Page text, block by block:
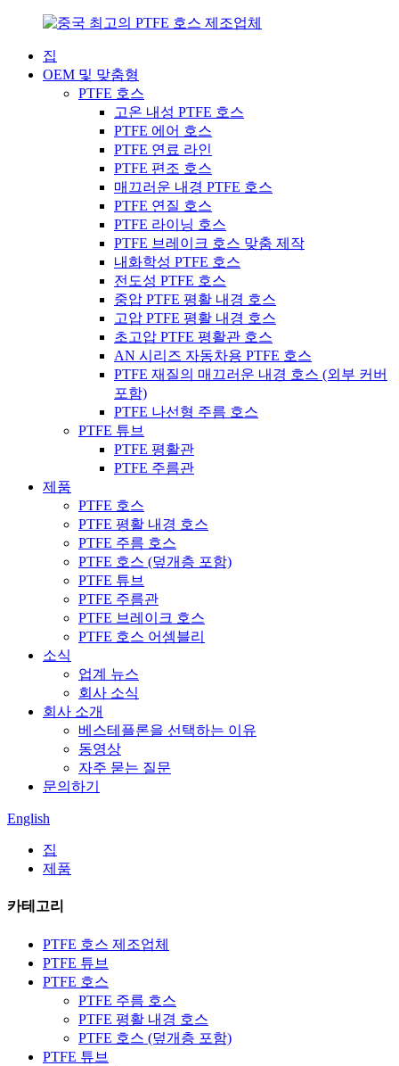
집
OEM 및 맞춤형
PTFE 호스
고온 내성 PTFE 호스
PTFE 에어 호스
PTFE 연료 라인
PTFE 편조 호스
매끄러운 내경 PTFE 호스
PTFE 연질 호스
PTFE 라이닝 호스
PTFE 브레이크 호스 맞춤 제작
내화학성 PTFE 호스
전도성 PTFE 호스
중압 PTFE 평활 내경 호스
고압 PTFE 평활 내경 호스
초고압 PTFE 평활관 호스
AN 시리즈 자동차용 PTFE 호스
PTFE 재질의 매끄러운 내경 호스 (외부 커버
포함)
PTFE 나선형 주름 호스
PTFE 튜브
PTFE 평활관
PTFE 주름관
제품
PTFE 호스
PTFE 평활 내경 호스
PTFE 주름 호스
PTFE 호스 (덮개층 포함)
PTFE 튜브
PTFE 주름관
PTFE 브레이크 호스
PTFE 호스 어셈블리
소식
업계 뉴스
회사 소식
회사 소개
베스테플론을 선택하는 이유
동영상
자주 묻는 질문
문의하기
English
집
제품
카테고리
PTFE 호스 제조업체
PTFE 튜브
PTFE 호스
PTFE 주름 호스
PTFE 평활 내경 호스
PTFE 호스 (덮개층 포함)
PTFE 튜브